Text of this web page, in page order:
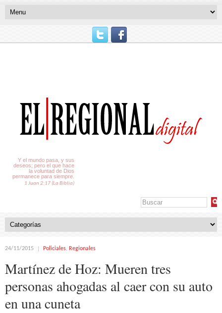
Y el mundo pasa, y sus
deseos; pero el que hace
la voluntad de Dios
permanece para siempre.
1 Juan 2:17 (La Biblia)
24/11/2015 Policiales, Regionales
Martínez de Hoz: Mueren tres
personas ahogadas al caer con su auto
en una cuneta